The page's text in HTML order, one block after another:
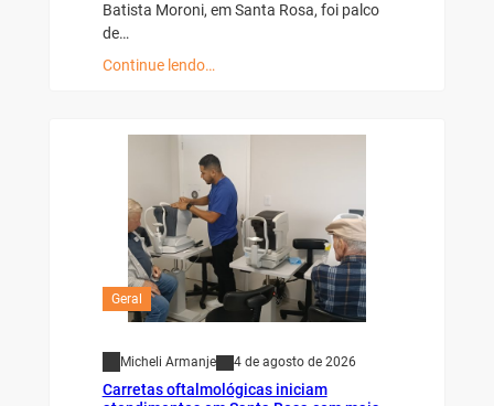
Batista Moroni, em Santa Rosa, foi palco
de…
Continue lendo…
Geral
Micheli Armanje 4 de agosto de 2026
Carretas oftalmológicas iniciam